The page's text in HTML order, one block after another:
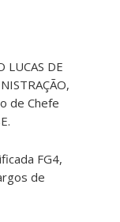
LUCAS DE
de Chefe
FG4,
de